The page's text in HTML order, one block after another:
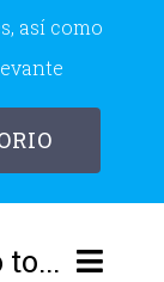
así como
to...